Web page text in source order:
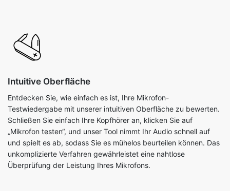
Intuitive Oberfläche
Entdecken Sie, wie einfach es ist, Ihre Mikrofon-
Testwiedergabe mit unserer intuitiven Oberfläche zu bewerten.
Schließen Sie einfach Ihre Kopfhörer an, klicken Sie auf
„Mikrofon testen“, und unser Tool nimmt Ihr Audio schnell auf
und spielt es ab, sodass Sie es mühelos beurteilen können. Das
unkomplizierte Verfahren gewährleistet eine nahtlose
Überprüfung der Leistung Ihres Mikrofons.